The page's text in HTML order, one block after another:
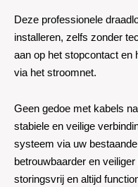
Deze professionele
installeren, zelfs zonder
aan op het stopcontact en
via het stroomnet.
Geen gedoe met kabels
stabiele en veilige
systeem via uw
betrouwbaarder en
storingsvrij en altijd